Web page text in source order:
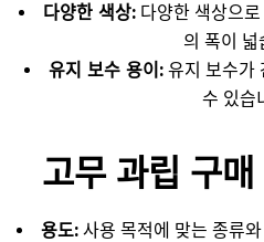
다양한 색상:다양한 색상으로
의 폭이 넓
유지 보수 용이:유지 보수가
수 있습
고무 과립 구
용도: 사용 목적에 맞는 종류